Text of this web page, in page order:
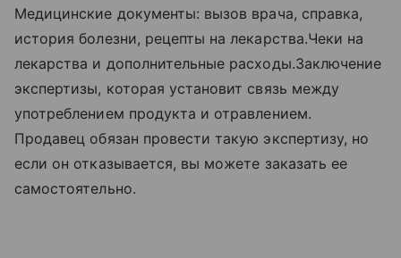
Медицинские документы: вызов врача, справка,
история болезни, рецепты на лекарства.Чеки на
лекарства и дополнительные расходы.Заключение
экспертизы, которая установит связь между
употреблением продукта и отравлением.
Продавец обязан провести такую экспертизу, но
если он отказывается, вы можете заказать ее
самостоятельно.